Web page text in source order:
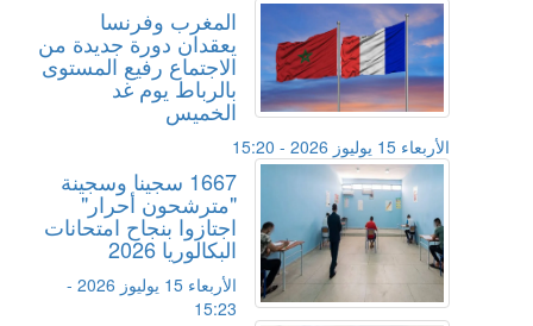
المغرب وفرنسا
يعقدان دورة جديدة من
الاجتماع رفيع المستوى
بالرباط يوم غد
الخميس
الأربعاء 15 يوليوز 2026 - 15:20
1667 سجينا وسجينة
"مترشحون أحرار"
اجتازوا بنجاح امتحانات
البكالوريا 2026
الأربعاء 15 يوليوز 2026 -
15:23